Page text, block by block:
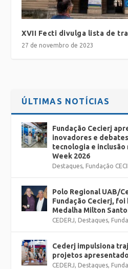
XVII Fecti divulga lista de
27 de novembro de 2023
ÚLTIMAS NOTÍCIAS
Fundação Cecierj
inovadores e
tecnologia e inclusão
Week 2026
Destaques Fundação
Polo Regional UAB/
Fundação Cecierj, foi
Medalha Milton
CEDERJ Destaques
Cederj impulsiona
projetos
CEDERJ Destaques